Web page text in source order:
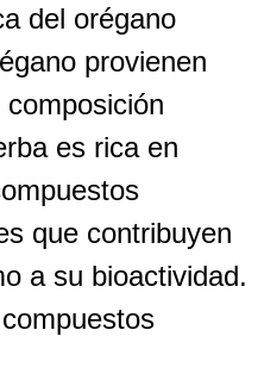
del orégano
provienen
es rica en
que contribuyen
a su bioactividad.